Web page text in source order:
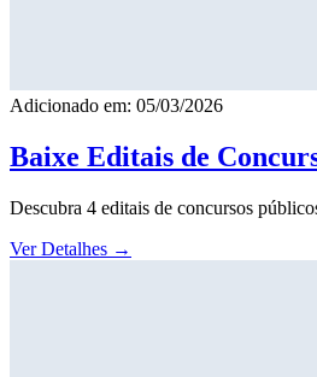
Adicionado em: 05/03/2026
Baixe Editais de
Descubra 4 editais de concursos
Ver Detalhes →